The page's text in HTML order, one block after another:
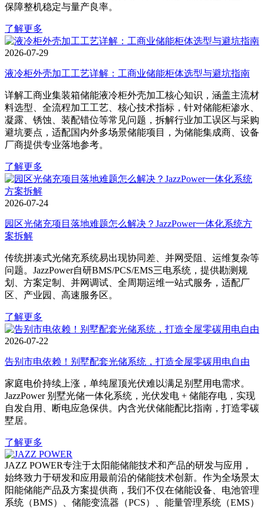
保障整机稳定与量产良率。
了解更多
2026-07-29
液冷柜外壳加工工艺详解：工商业储能柜体选型与避坑指南
详解工商业集装箱储能液冷柜外壳加工核心知识，涵盖主流材
料选型、全流程加工工艺、核心技术指标，针对储能柜渗水、
凝露、锈蚀、装配错位等常见问题，拆解行业加工误区与采购
避坑要点，适配国内外多场景储能项目，为储能集成商、设备
厂商提供专业落地参考。
了解更多
2026-07-24
园区光储充项目落地难题怎么解决？JazzPower一体化系统方
案拆解
传统拼凑式光储充系统易出现协同差、并网受阻、运维复杂等
问题。JazzPower自研BMS/PCS/EMS三电系统，提供勘测规
划、方案定制、并网调试、全周期运维一站式服务，适配厂
区、产业园、高速服务区。
了解更多
2026-07-22
告别市电依赖！别墅配套光储系统，打造全屋零碳用电自由
家庭电价持续上涨，单纯屋顶光伏难以满足别墅用电需求。
JazzPower 别墅光储一体化系统，光伏发电 + 储能存电，实现
自发自用、断电应急保供。内含光伏储能配比指南，打造零碳
墅居。
了解更多
JAZZ POWER专注于太阳能储能技术和产品的研发与应用，
始终致力于研发和应用最前沿的储能技术创新。作为全场景太
阳能储能产品及方案提供商，我们不仅在储能设备、电池管理
系统（BMS）、储能变流器（PCS）、能量管理系统（EMS）